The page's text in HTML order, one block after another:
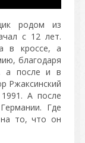
родом из
с 12 лет.
в кроссе, а
благодаря
а после и в
Ржаксинский
А после
Где
на то, что он